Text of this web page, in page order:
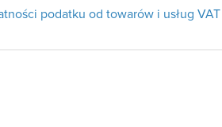
podatku od towarów i usług VAT